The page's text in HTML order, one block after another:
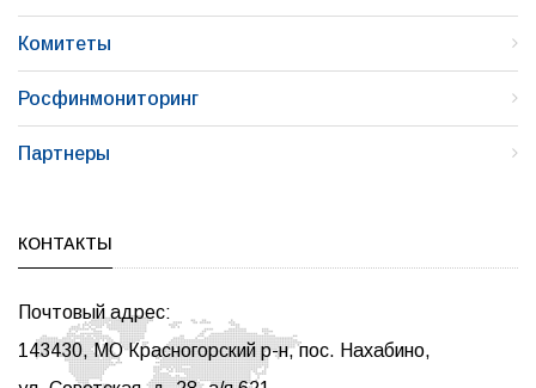
Комитеты
Росфинмониторинг
Партнеры
КОНТАКТЫ
Почтовый адрес:
143430, МО Красногорский р-н, пос. Нахабино,